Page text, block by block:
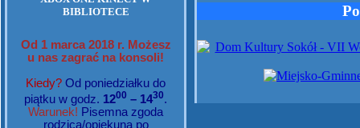
BIBLIOTECE
Od 1 marca 2018 r. Możesz
u nas zagrać na konsoli!
Kiedy? Od poniedziałku do
piątku w godz. 1200 – 1430.
Warunek! Pisemna zgoda
rodzica/opiekuna po